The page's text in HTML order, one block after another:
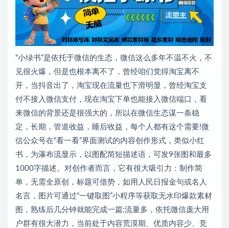
“小绿书”是依托于微信的生态，微信这么多年不温不火，不
见很火爆，但是也根本离不了，曾经咱们觉得淘宝离不
开，当抖音出了，淘宝现在流量也下滑明显，曾经淘宝支
付不接入微信支付，现在淘宝下单也能接入微信端口，看
来微信的背景还是很强大的，所以在微信生态谋一条稳
定，长期，管道收益，睡后收益，每个人都有这个需要!微
信公众号在“看一看”界面测试的内容创作形式，类似小红
书，为瀑布流显示，以图配简短描述语，可发9张图和最多
1000字描述。对创作者而言，它有很大吸引力：制作简
单，无需全原创，标题可借势，如用人民日报金句或名人
名言，图片可通过“一键取图”小程序等获取无水印爆款素材
图，熟练后几分钟就能完成一篇;流量多，依托微信庞大用
户群有很大潜力，当前处于内容荒漠期、优质内容少、竞